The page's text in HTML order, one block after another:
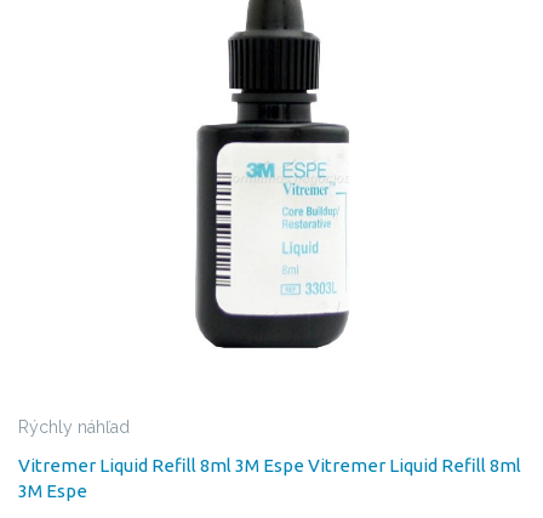
Rýchly náhľad
Vitremer Liquid Refill 8ml 3M EspeVitremer Liquid Refill 8ml
3M Espe